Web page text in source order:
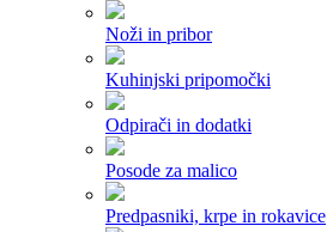
Noži in pribor
Kuhinjski pripomočki
Odpirači in dodatki
Posode za malico
Predpasniki, krpe in rokavice